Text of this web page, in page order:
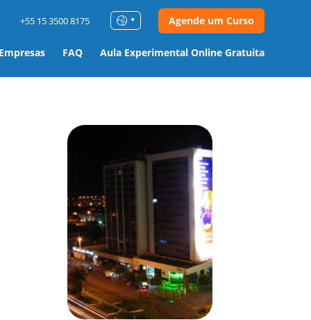
FAQ Aula Experimental Online Gratuita
+55 15 3500 8175 Agende um Curso